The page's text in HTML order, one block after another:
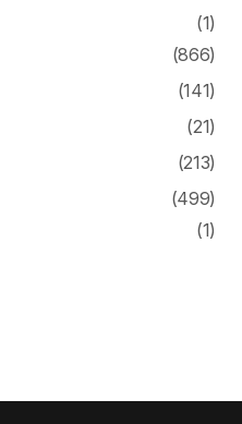
(1)
(866)
(141)
(21)
(213)
(499)
(1)